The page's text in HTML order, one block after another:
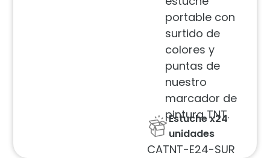
portable con
surtido de
colores y
puntas de
nuestro
marcador de
pintura TNT.
Estuche x24
unidades
CATNT-E24-SUR